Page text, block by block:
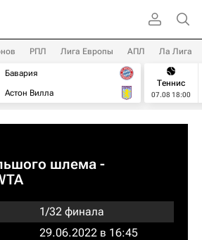
РПЛ Лига Европы АПЛ Ла Лига
Бавария
Астон Вилла
Теннис
07.08 18:00
шлема -
1/32 финала
29.06.2022 в 16:45